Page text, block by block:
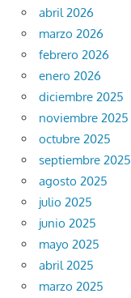
abril 2026
marzo 2026
febrero 2026
enero 2026
diciembre 2025
noviembre 2025
octubre 2025
septiembre 2025
agosto 2025
julio 2025
junio 2025
mayo 2025
abril 2025
marzo 2025